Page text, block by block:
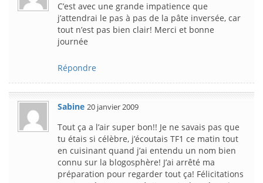
C’est avec une grande impatience que
j’attendrai le pas à pas de la pâte inversée, car
tout n’est pas bien clair! Merci et bonne
journée
Répondre
Sabine 20 janvier 2009
Tout ça a l’air super bon!! Je ne savais pas que
tu étais si célèbre, j’écoutais TF1 ce matin tout
en cuisinant quand j’ai entendu un nom bien
connu sur la blogosphère! J’ai arrêté ma
préparation pour regarder tout ça! Félicitations